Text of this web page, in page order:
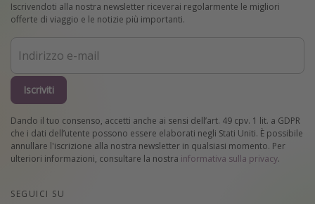
Iscrivendoti alla nostra newsletter riceverai regolarmente le migliori
offerte di viaggio e le notizie più importanti.
Iscriviti
Dando il tuo consenso, accetti anche ai sensi dell’art. 49 cpv. 1 lit. a GDPR
che i dati dell’utente possono essere elaborati negli Stati Uniti. È possibile
annullare l'iscrizione alla nostra newsletter in qualsiasi momento. Per
ulteriori informazioni, consultare la nostra informativa sulla privacy.
SEGUICI SU